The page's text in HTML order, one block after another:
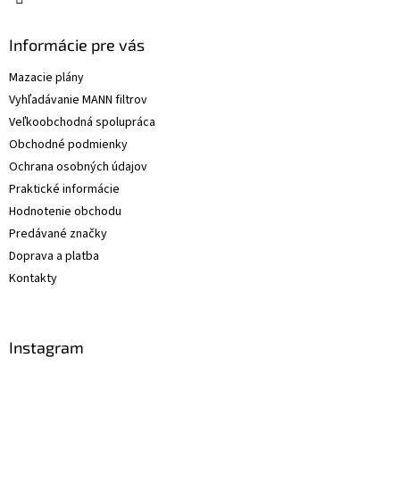
Informácie pre vás
Mazacie plány
Vyhľadávanie MANN filtrov
Veľkoobchodná spolupráca
Obchodné podmienky
Ochrana osobných údajov
Praktické informácie
Hodnotenie obchodu
Predávané značky
Doprava a platba
Kontakty
Instagram